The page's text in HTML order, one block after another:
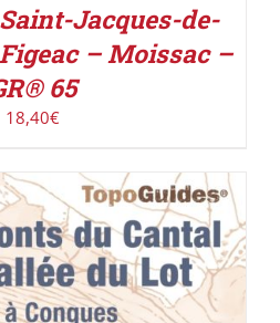
Jacques-de-
– Moissac –
65
18,40€